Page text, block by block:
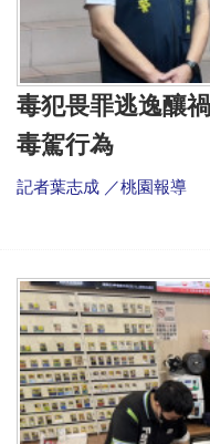
毒犯畏罪逃逸釀
毒駕行為
記者葉志成 ／桃園報導